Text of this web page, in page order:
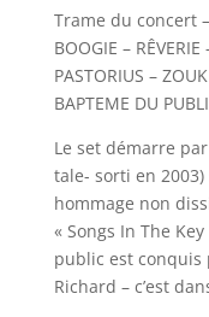
Trame du concert –
BOOGIE –
PASTORIUS –
BAPTEME DU
Le set démarre par
tale- sorti en
hommage non
« Songs In The
public est conquis
Richard – c’est